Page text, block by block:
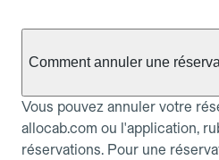
Comment annuler une
Vous pouvez annuler votre
allocab.com ou l'application,
réservations. Pour une